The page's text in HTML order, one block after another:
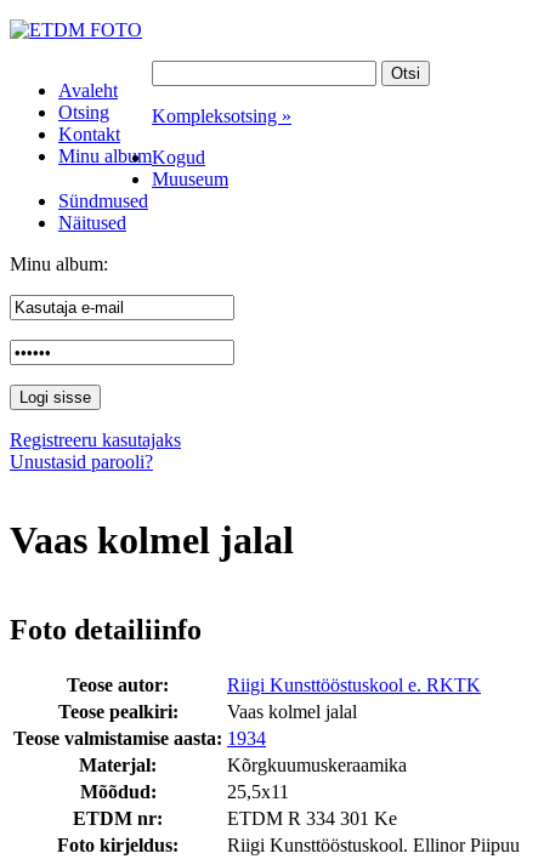
Avaleht
Otsing
Kontakt
Minu album
Kompleksotsing »
Kogud
Muuseum
Sündmused
Näitused
Minu album:
Registreeru kasutajaks
Unustasid parooli?
Vaas kolmel jalal
Foto detailiinfo
Teose autor:
Riigi Kunsttööstuskool e. RKTK
Teose pealkiri:
Vaas kolmel jalal
Teose valmistamise aasta: 1934
Materjal:
Kõrgkuumuskeraamika
Mõõdud:
25,5x11
ETDM nr:
ETDM R 334 301 Ke
Foto kirjeldus:
Riigi Kunsttööstuskool. Ellinor Piipuu